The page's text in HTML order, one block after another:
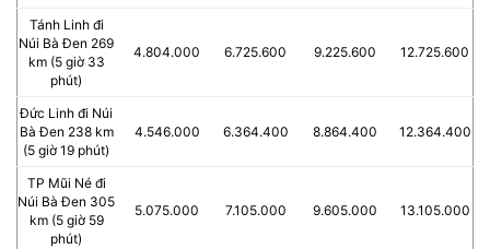
Tánh Linh đi
Núi Bà Đen 269
km (5 giờ 33
phút)
4.804.000 6.725.600 9.225.600 12.725.600
Đức Linh đi Núi
Bà Đen 238 km
(5 giờ 19 phút)
4.546.000 6.364.400 8.864.400 12.364.400
TP Mũi Né đi
Núi Bà Đen 305
km (5 giờ 59
phút)
5.075.000 7.105.000 9.605.000 13.105.000